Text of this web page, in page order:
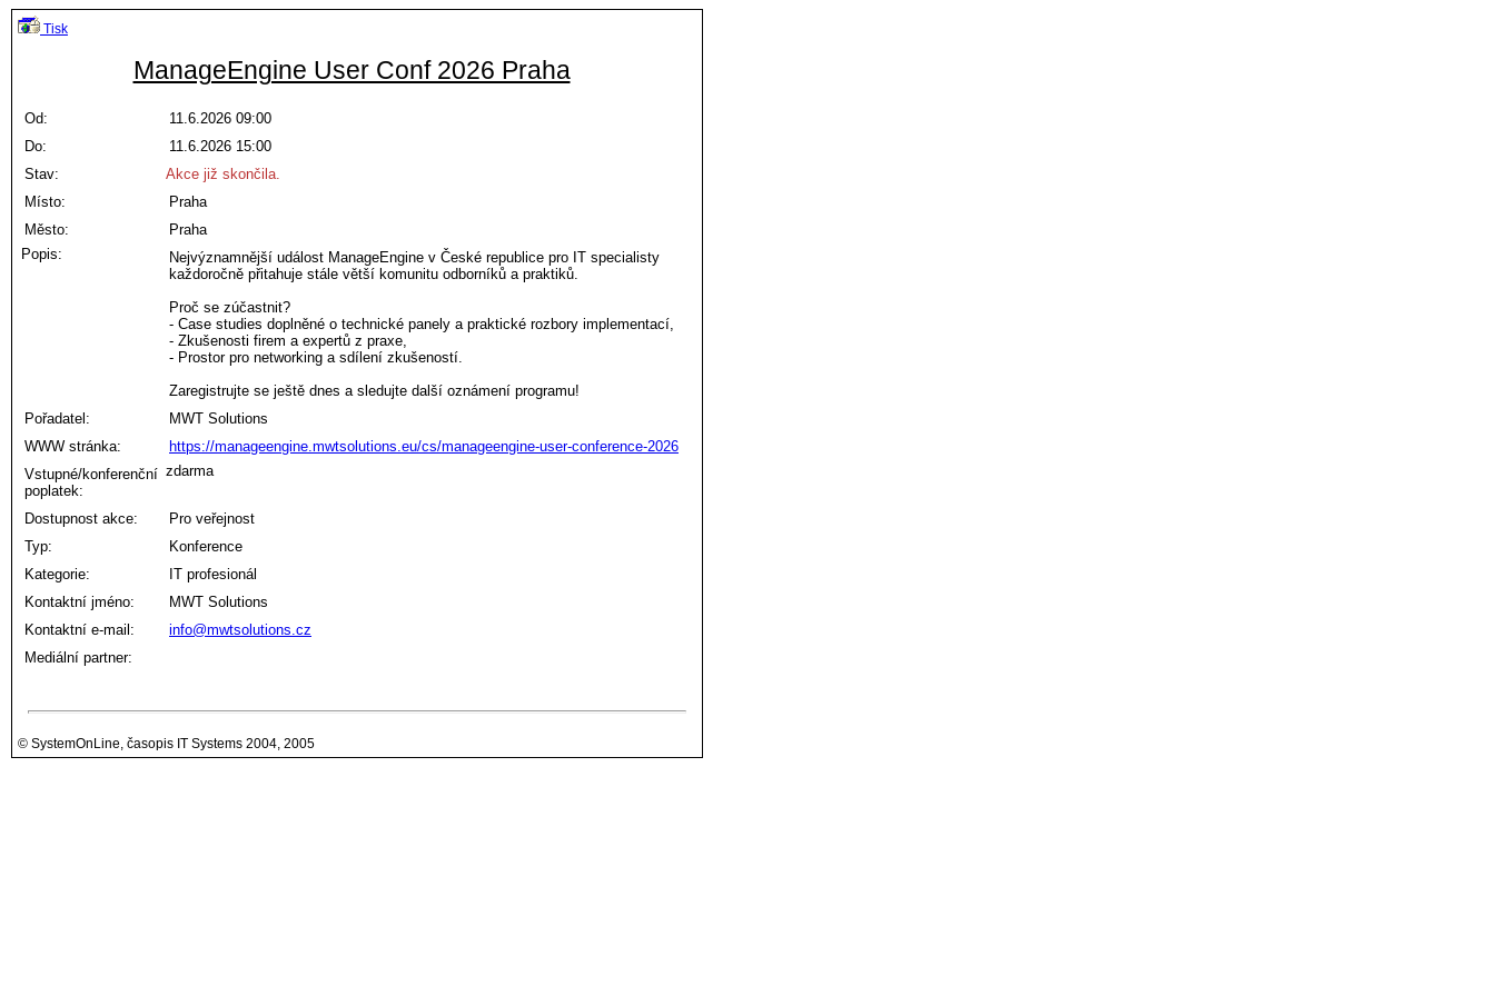
Tisk
ManageEngine User Conf 2026 Praha
Od:
11.6.2026 09:00
Do:
11.6.2026 15:00
Stav:
Akce již skončila.
Místo:
Praha
Město:
Praha
Popis:
Nejvýznamnější událost ManageEngine v České republice pro IT specialisty
každoročně přitahuje stále větší komunitu odborníků a praktiků.
Proč se zúčastnit?
- Case studies doplněné o technické panely a praktické rozbory implementací,
- Zkušenosti firem a expertů z praxe,
- Prostor pro networking a sdílení zkušeností.
Zaregistrujte se ještě dnes a sledujte další oznámení programu!
Pořadatel:
MWT Solutions
WWW stránka:
https://manageengine.mwtsolutions.eu/cs/manageengine-user-conference-2026
Vstupné/konferenční
poplatek:
zdarma
Dostupnost akce:
Pro veřejnost
Typ:
Konference
Kategorie:
IT profesionál
Kontaktní jméno:
MWT Solutions
Kontaktní e-mail:
info@mwtsolutions.cz
Mediální partner:
© SystemOnLine, časopis IT Systems 2004, 2005